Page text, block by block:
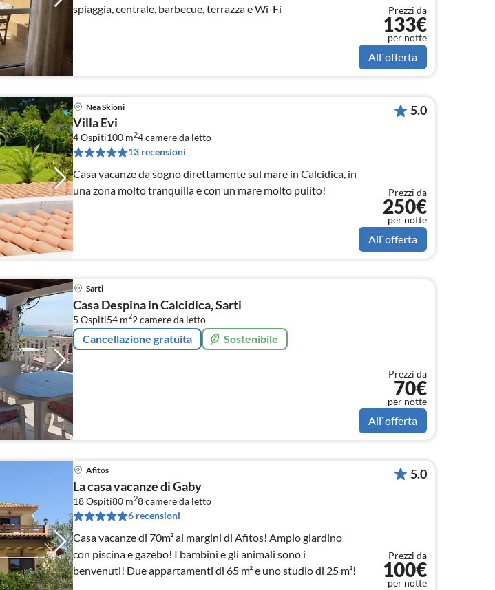
spiaggia, centrale, barbecue, terrazza e Wi-Fi
Prezzi da
133€
per notte
All`offerta
Nea Skioni
Villa Evi
4 Ospiti100 m24camere da letto
13 recensioni
Casa vacanze da sogno direttamente sul mare in Calcidica, in
una zona molto tranquilla e con un mare molto pulito!
5.0
Prezzi da
250€
per notte
All`offerta
Sarti
Casa Despina in Calcidica, Sarti
5 Ospiti54 m22camere da letto
Cancellazione gratuita Sostenibile
Prezzi da
70€
per notte
All`offerta
Afitos
La casa vacanze di Gaby
18 Ospiti80 m28camere da letto
6 recensioni
Casa vacanze di 70m² ai margini di Afitos! Ampio giardino
con piscina e gazebo! I bambini e gli animali sono i
benvenuti! Due appartamenti di 65 m² e uno studio di 25 m²!
5.0
Prezzi da
100€
per notte